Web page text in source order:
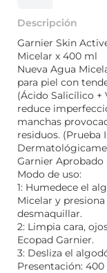
Descripción
Garnier Skin
Micelar x 400 ml
Nueva Agua
para piel con
(Ácido Salicílico
reduce
manchas
residuos. (Prueba
Garnier
Modo de uso:
1: Humedece el
Micelar y
desmaquillar.
2: Limpia cara,
Ecopad Garnier.
3: Desliza el
Presentación: 400